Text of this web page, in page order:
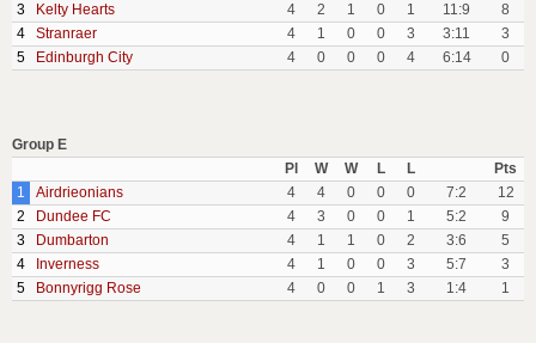
3
Kelty Hearts 4 2 1 0 1 11:9
8
4
Stranraer 4 1 0 0 3 3:11
3
5
Edinburgh City 4 0 0 0 4 6:14 0
Group E
Pl
W W L L
Pts
1
Airdrieonians 4 4 0 0 0 7:2
12
2
Dundee FC 4 3 0 0 1 5:2
9
3
Dumbarton 4 1 1 0 2 3:6
5
4
Inverness 4 1 0 0 3 5:7
3
5
Bonnyrigg Rose 4 0 0 1 3 1:4 1